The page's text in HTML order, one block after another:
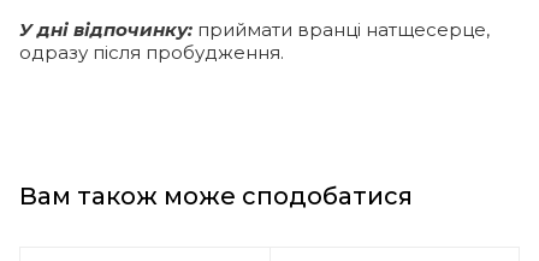
У дні відпочинку: приймати вранці натщесерце,
одразу після пробудження.
Вам також може сподобатися